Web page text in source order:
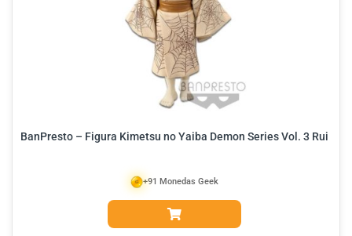
BanPresto – Figura Kimetsu no Yaiba Demon Series Vol. 3 Rui
+91 Monedas Geek